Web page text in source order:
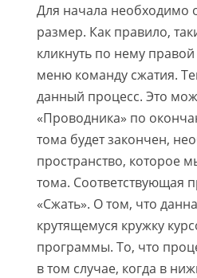
Для начала
размер. Как правило,
кликнуть по нему
меню команду сжатия.
данный процесс. Это
«Проводника» по
тома будет закончен,
пространство, которое
тома. Соответствующая
«Сжать». О том, что
крутящемуся кружку
программы. То, что
в том случае, когда в